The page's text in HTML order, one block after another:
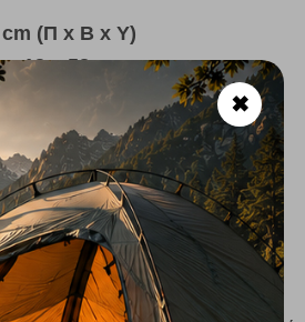
cm (Π x Β x Υ)
x 13 x 58 cm
✖